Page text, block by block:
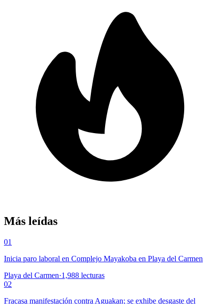
Más leídas
01
Inicia paro laboral en Complejo Mayakoba en Playa del Carmen
Playa del Carmen·1,988 lecturas
02
Fracasa manifestación contra Aguakan; se exhibe desgaste del